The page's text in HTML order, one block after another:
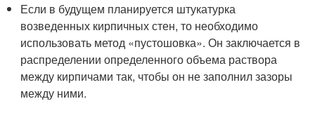
Если в будущем планируется штукатурка
возведенных кирпичных стен, то необходимо
использовать метод «пустошовка». Он заключается в
распределении определенного объема раствора
между кирпичами так, чтобы он не заполнил зазоры
между ними.